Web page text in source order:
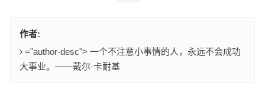
作者:
="author-desc"> 一个不注意小事情的人，永远不会成功
大事业。——戴尔·卡耐基